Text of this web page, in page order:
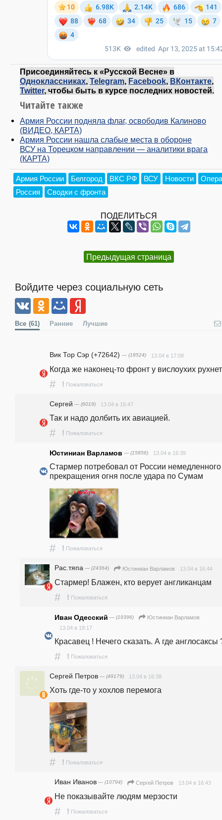
Присоединяйтесь к «Русской Весне» в
Одноклассниках, Telegram, Facebook, ВКонтакте,
Twitter, чтобы быть в курсе последних новостей.
Читайте также
Армия России подняла флаг, освободив Калиново
(ВИДЕО, КАРТА)
Армия России нашла слабые места в обороне
ВСУ на Торецком направлении — аналитики врага
(КАРТА)
Армия России Белгород ВКС РФ ВСУ Новости
Россия
Сводки с фронта
ПОДЕЛИТЬСЯ
Предыдущая страница
Войдите через социальную сеть
Все (61) Ранние Лучшие
Вик Тор Сэр (+72642) — (18524) 13.04 в 17:08
Когда же наконец-то фронт у вислоухих
# ! Пожаловаться
Сергей — (6019) 13.04 в 16:47
Так и надо долбить их авиацией.
# ! Пожаловаться
Юстиниан Варламов — (15856) 13.04 в 16:39
Стармер потребовал от России немедленного
прекращения огня после удара по Сумам
# ! Пожаловаться
Рас.тяпа — (24364) Юстиниан Варламов 13.04 в 16:44
Стармер! Блажен, кто верует англиканцам
# ! Пожаловаться
Иван Одесский — (19396)
Юстиниан Варламов
13.04 в 18:17
Красавец ! Нечего сказать. А где англосаксы
# ! Пожаловаться
Сергей Петров — (49179) 13.04 в 16:38
Хоть где-то у хохлов перемога
# ! Пожаловаться
Иван Иванов — (10794) Сергей Петров 13.04 в 16:43
Не показывайте людям мерзости
# ! Пожаловаться